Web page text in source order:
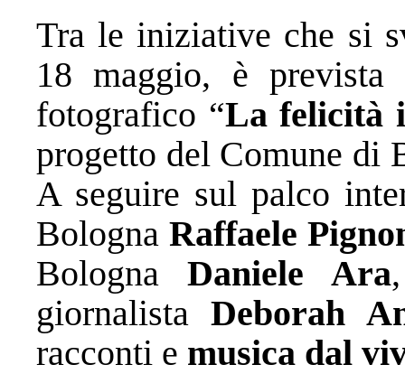
Tra le iniziative che si
18 maggio, è prevista
fotografico “La felicità
progetto del Comune di
A seguire sul palco
Bologna Raffaele
BolognaDaniele Ara
giornalistaDeborah
racconti e musica dal